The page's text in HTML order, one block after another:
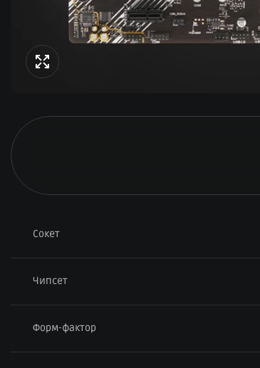
Сокет
Чипсет
Форм-фактор